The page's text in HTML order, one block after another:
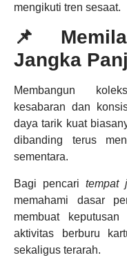
mengikuti tren sesaat.
📌
Jangka
Membangun
kesabaran dan
daya tarik kuat
dibanding terus
sementara.
Bagi pencaritempat
memahami dasar
membuat
aktivitas berburu
sekaligus terarah.